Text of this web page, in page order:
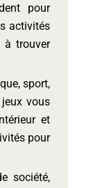
pour
activités
à trouver
sport,
vous
et
pour
société,